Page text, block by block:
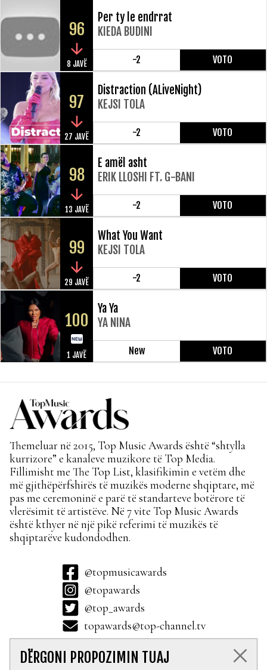
96
8 JAVË
Per ty le endrrat
KIEDA BUDINI
-2 VOTO
97
27 JAVË
Distraction (ALiveNight)
KEJSI TOLA
-2 VOTO
98
13 JAVË
E amël asht
ERIK LLOSHI FT. G-BANI
-2 VOTO
99
29 JAVË
What You Want
KEJSI TOLA
-2 VOTO
100
1 JAVË
Ya Ya
YA NINA
New VOTO
DËRGONI PROPOZIMIN TUAJ
Themeluar në 2015, Top Music Awards është “shtylla
kurrizore” e kanaleve muzikore të Top Media.
Fillimisht me The Top List, klasifikimin e vetëm dhe
më gjithëpërfshirës të muzikës moderne shqiptare, më
pas me ceremoninë e parë të standarteve botërore të
vlerësimit të artistëve. Në 7 vite Top Music Awards
është kthyer në një pikë referimi të muzikës të
shqiptarëve kudondodhen.
@topmusicawards
@topawards
@top_awards
topawards@top-channel.tv